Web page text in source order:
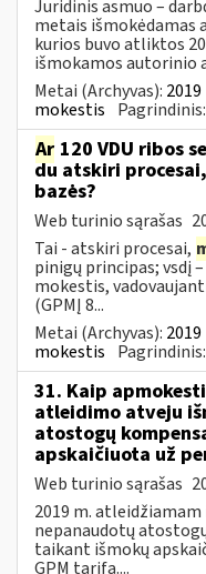
Juridinis asmuo –
metais išmokėdamas
kurios buvo atliktos
išmokamos autorinio
Metai (Archyvas): 2019
mokestis Pagrindinis:
Ar 120 VDU ribos
du atskiri
bazės?
Web turinio sąrašas
Tai - atskiri procesai,
pinigų principas; vsdį
mokestis,
(GPMĮ 8...
Metai (Archyvas): 2019
mokestis Pagrindinis:
31. Kaip
atleidimo atveju
atostogų
apskaičiuota už
Web turinio sąrašas
2019 m.
nepanaudotų
taikant išmokų
GPM tarifą....